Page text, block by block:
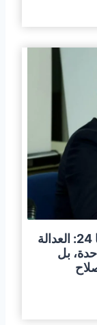
المحامي المعتصم الكيلاني لدرعا 24: العدالة
بل